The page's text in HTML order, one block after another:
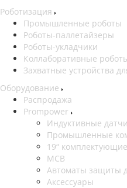
Роботизация
Промышленные роботы
Роботы-паллетайзеры
Роботы-укладчики
Коллаборативные
Захватные устройства
Оборудование
Распродажа
Prompower
Индуктивные
Промышленные
19“ комплектующие
MCB
Автоматы защиты
Аксессуары